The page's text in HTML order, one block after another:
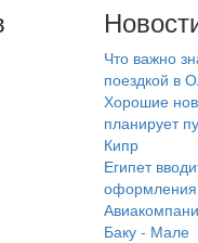
Что важно
поездкой в
Хорошие
планирует
Кипр
Египет
оформления
Баку - Мале